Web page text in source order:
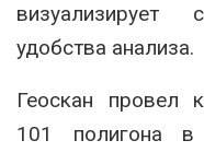
удобства анализа.
Геоскан провел
101 полигона в